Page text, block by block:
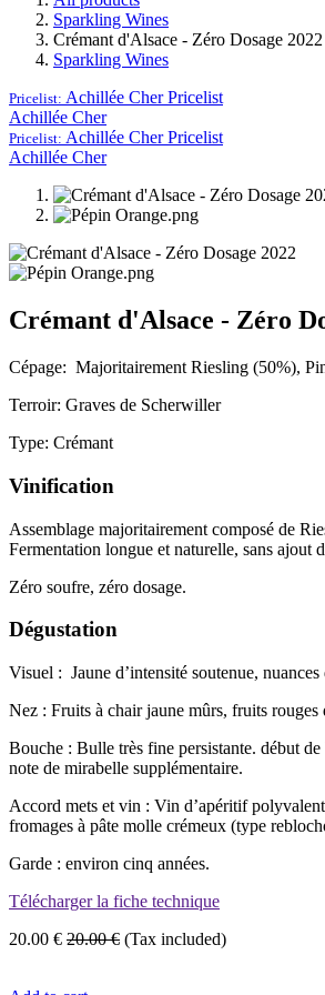
Sparkling Wines
Crémant d'Alsace - Zéro Dosage 2022
Sparkling Wines
Pricelist: Achillée Cher Pricelist
Achillée Cher
Pricelist: Achillée Cher Pricelist
Achillée Cher
Crémant d'Alsace - Zéro
Cépage: Majoritairement Riesling (50%),
Terroir: Graves de Scherwiller
Type: Crémant
Vinification
Assemblage majoritairement composé de
Fermentation longue et naturelle, sans ajout
Zéro soufre, zéro dosage.
Dégustation
Visuel : Jaune d’intensité soutenue,
Nez : Fruits à chair jaune mûrs, fruits rouges
Bouche : Bulle très fine persistante. début
note de mirabelle supplémentaire.
Accord mets et vin : Vin d’apéritif
fromages à pâte molle crémeux (type
Garde : environ cinq années.
Télécharger la fiche technique
20.00 € 20.00€ (Tax included)